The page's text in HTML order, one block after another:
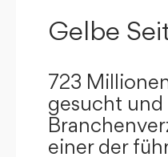
Gelbe
723
gesucht und
einer der